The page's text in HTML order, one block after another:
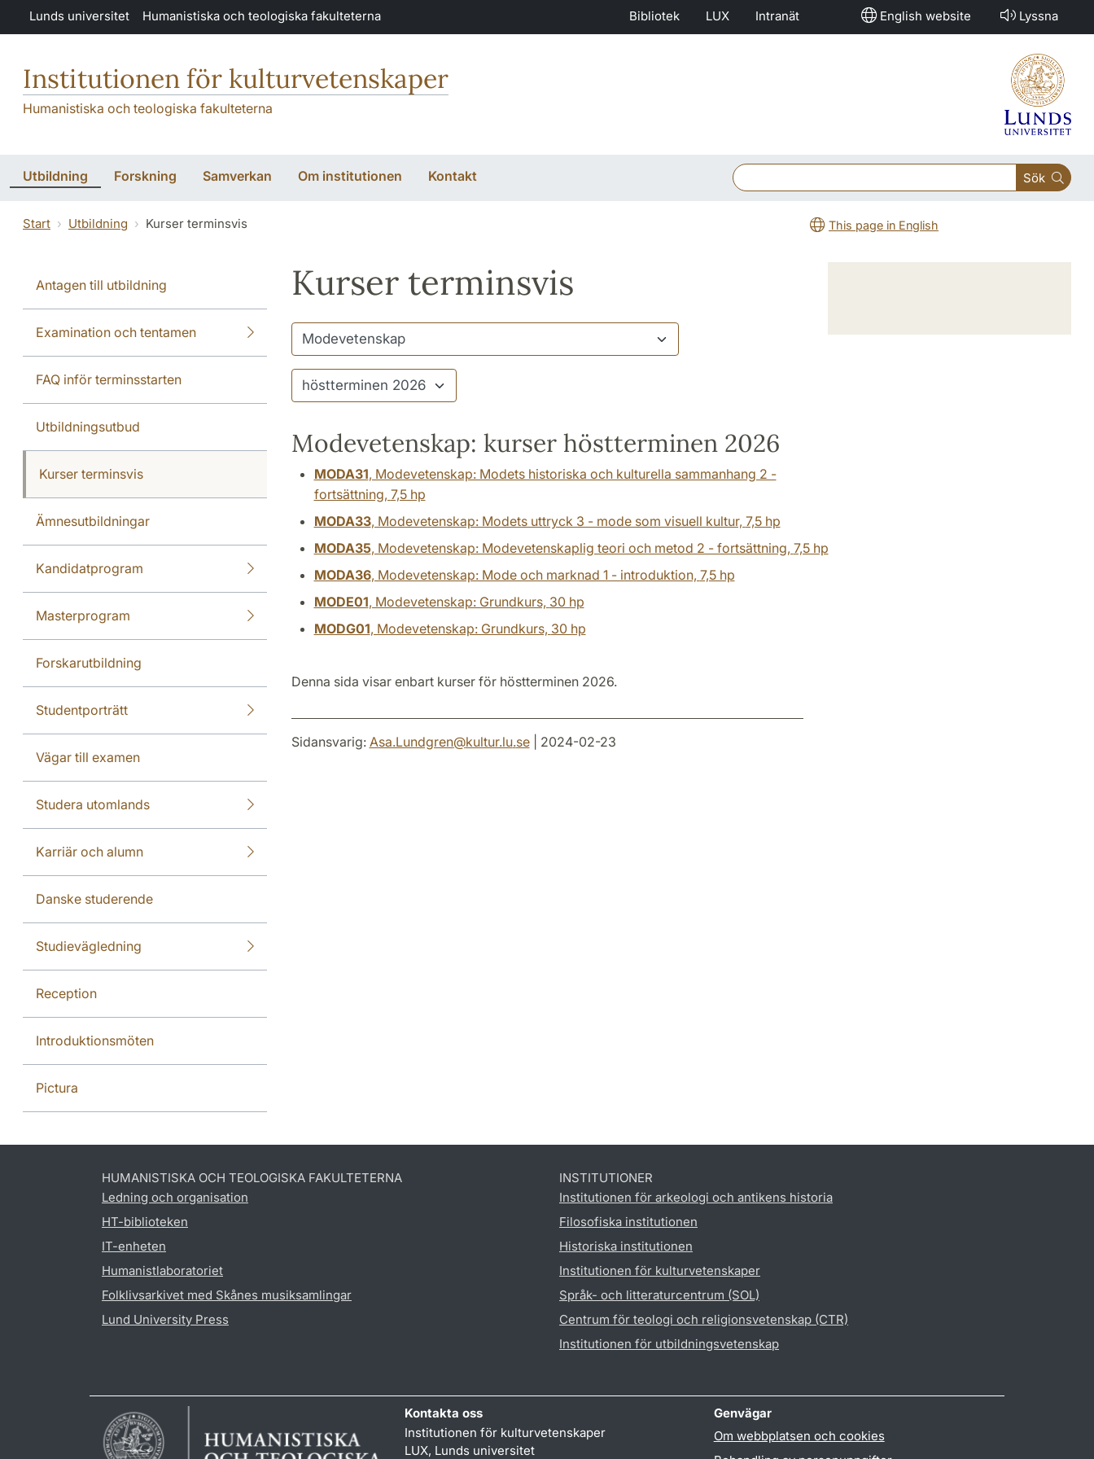
Hoppa till huvudinnehåll
Lunds universitet Humanistiska och teologiska fakulteterna Bibliotek LUX Intranät English website Lyssna
Institutionen för kulturvetenskaper
Humanistiska och teologiska fakulteterna
Utbildning Forskning Samverkan Om institutionen Kontakt Sök
Start Utbildning Kurser terminsvis This page in English
Antagen till utbildning
Examination och tentamen
FAQ inför terminsstarten
Utbildningsutbud
Kurser terminsvis
Ämnesutbildningar
Kandidatprogram
Masterprogram
Forskarutbildning
Studentporträtt
Vägar till examen
Studera utomlands
Karriär och alumn
Danske studerende
Studievägledning
Reception
Introduktionsmöten
Pictura
Kurser terminsvis
Modevetenskap: kurser höstterminen 2026
MODA31, Modevetenskap: Modets historiska och kulturella sammanhang 2 -
fortsättning, 7,5 hp
MODA33, Modevetenskap: Modets uttryck 3 - mode som visuell kultur, 7,5 hp
MODA35, Modevetenskap: Modevetenskaplig teori och metod 2 - fortsättning, 7,5 hp
MODA36, Modevetenskap: Mode och marknad 1 - introduktion, 7,5 hp
MODE01, Modevetenskap: Grundkurs, 30 hp
MODG01, Modevetenskap: Grundkurs, 30 hp
Denna sida visar enbart kurser för höstterminen 2026.
Sidansvarig: Asa.Lundgren@kultur.lu.se| 2024-02-23
HUMANISTISKA OCH TEOLOGISKA FAKULTETERNA
Ledning och organisation
HT-biblioteken
IT-enheten
Humanistlaboratoriet
Folklivsarkivet med Skånes musiksamlingar
Lund University Press
INSTITUTIONER
Institutionen för arkeologi och antikens historia
Filosofiska institutionen
Historiska institutionen
Institutionen för kulturvetenskaper
Språk- och litteraturcentrum (SOL)
Centrum för teologi och religionsvetenskap (CTR)
Institutionen för utbildningsvetenskap
Kontakta oss
Institutionen för kulturvetenskaper
LUX, Lunds universitet
Genvägar
Om webbplatsen och cookies